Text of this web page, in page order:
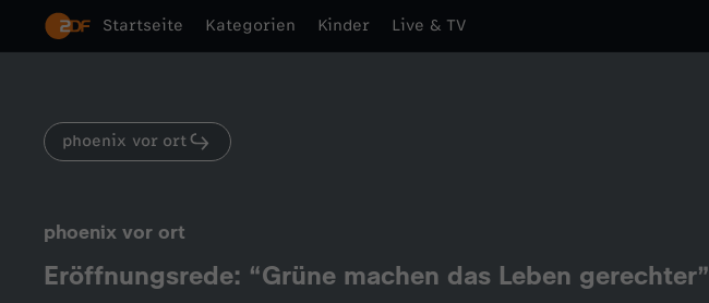
Startseite Kategorien Kinder Live & TV
phoenix vor ort
phoenix vor ort
Eröffnungsrede: “Grüne machen das Leben gerechter”